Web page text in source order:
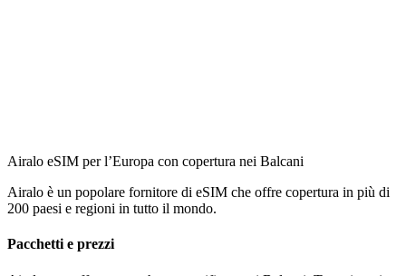
Airalo eSIM per l’Europa con copertura nei Balcani
Airalo è un popolare fornitore di eSIM che offre copertura in più di
200 paesi e regioni in tutto il mondo.
Pacchetti e prezzi